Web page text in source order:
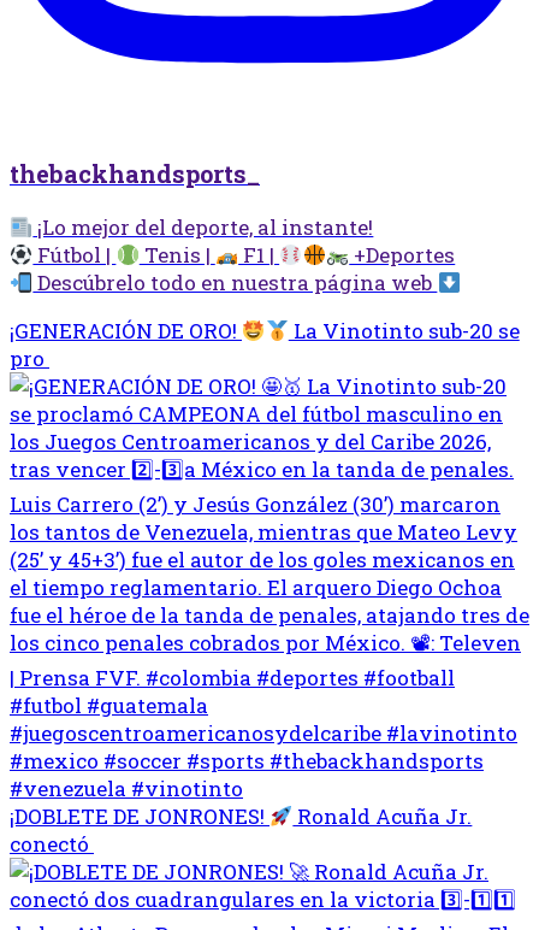
thebackhandsports_
¡Lo mejor del deporte, al instante!
Fútbol |
Tenis | F1 |
+Deportes
Descúbrelo todo en nuestra página web
¡GENERACIÓN DE ORO!
La Vinotinto sub-20 se
pro
¡DOBLETE DE JONRONES!
Ronald Acuña Jr.
conectó